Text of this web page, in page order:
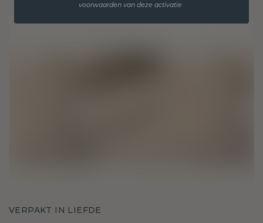
VERPAKT IN LIEFDE
voorwaarden van deze activatie